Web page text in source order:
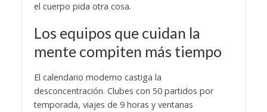
el cuerpo pida otra cosa.
Los equipos que cuidan la
mente compiten más tiempo
El calendario moderno castiga la
desconcentración. Clubes con 50 partidos por
temporada, viajes de 9 horas y ventanas